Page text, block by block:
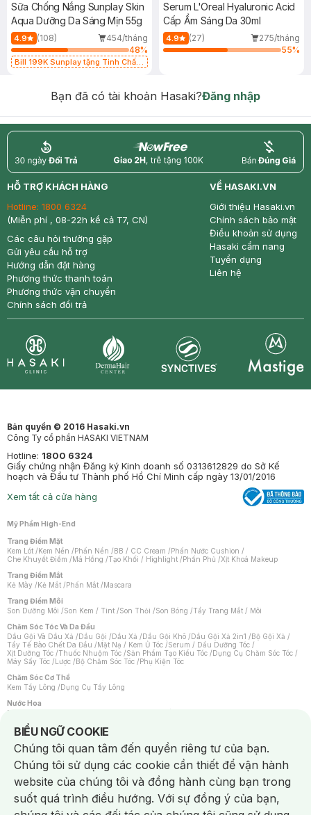
Sữa Chống Nắng Sunplay Skin
Aqua Dưỡng Da Sáng Mịn 55g
4.9 (108)
454/tháng
48%
Bill 199K Sunplay tặng Tinh Chất
Serum L'Oreal Hyaluronic Acid
Cấp Ẩm Sáng Da 30ml
4.9 (27)
275/tháng
55%
Bạn đã có tài khoản Hasaki?Đăng nhập
return nowfree price
HỖ TRỢ KHÁCH HÀNG
Hotline: 1800 6324
(Miễn phí , 08-22h kể cả T7, CN)
Các câu hỏi thường gặp
Gửi yêu cầu hỗ trợ
Hướng dẫn đặt hàng
Phương thức thanh toán
Phương thức vận chuyển
Chính sách đổi trả
VỀ HASAKI.VN
Giới thiệu Hasaki.vn
Chính sách bảo mật
Điều khoản sử dụng
Hasaki cẩm nang
Tuyển dụng
Liên hệ
Bản quyền © 2016 Hasaki.vn
Công Ty cổ phần HASAKI VIETNAM
Hotline: 1800 6324
Giấy chứng nhận Đăng ký Kinh doanh số 0313612829 do Sở Kế
hoạch và Đầu tư Thành phố Hồ Chí Minh cấp ngày 13/01/2016
Xem tất cả cửa hàng
Mỹ Phẩm High-End
Trang Điểm Mặt
Kem Lót /Kem Nền /Phấn Nền /BB / CC Cream /Phấn Nước Cushion /
Che Khuyết Điểm /Má Hồng /Tạo Khối / Highlight /Phấn Phủ /Xịt Khoá Makeup
Trang Điểm Mắt
Kẻ Mày /Kẻ Mắt /Phấn Mắt /Mascara
Trang Điểm Môi
Son Dưỡng Môi /Son Kem / Tint /Son Thỏi /Son Bóng /Tẩy Trang Mắt / Môi
Chăm Sóc Tóc Và Da Đầu
Dầu Gội Và Dầu Xả /Dầu Gội /Dầu Xả /Dầu Gội Khô /Dầu Gội Xả 2in1 /Bộ Gội Xả /
Tẩy Tế Bào Chết Da Đầu /Mặt Nạ / Kem Ủ Tóc /Serum / Dầu Dưỡng Tóc /
Xịt Dưỡng Tóc /Thuốc Nhuộm Tóc /Sản Phẩm Tạo Kiểu Tóc /Dụng Cụ Chăm Sóc Tóc /
Máy Sấy Tóc /Lược /Bộ Chăm Sóc Tóc /Phụ Kiện Tóc
Chăm Sóc Cơ Thể
Kem Tẩy Lông /Dụng Cụ Tẩy Lông
Nước Hoa
Nước Hoa Nữ
Chăm Sóc Cá Nhân
Chống Muỗi /Khẩu Trang /Máy Massage/Mặt Nạ Xông Hơi /Nước Rửa Tay/
Sản Phẩm Chăm Sóc Khác /Bàn Chải Đánh Răng /Bàn Chải Điện/
Hỗ Trợ Trắng Răng/Kem Đánh Răng /Máy Tăm Nước/ Nước Súc Miệng/
Tăm / Chỉ Nha Khoa/ Xịt Thơm Miệng / Dung Dịch Vệ Sinh/Dưỡng Vùng Kín/
Khăn Ướt Vệ Sinh Vùng Kín/Băng Vệ Sinh/Tampon/Bọt Cạo Râu /Dao Cạo Râu/
Máy Cạo Râu
Vấn Đề Về Da
BIỂU NGỮ COOKIE
Notice about cookies usage
Chúng tôi quan tâm đến quyền riêng tư của bạn.
Chúng tôi sử dụng các cookie cần thiết để vận hành
website của chúng tôi và đồng hành cùng bạn trong
suốt quá trình điều hướng. Với sự đồng ý của bạn,